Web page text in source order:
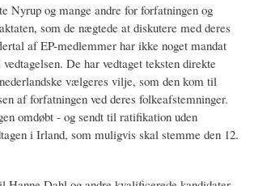
Nyrup og mange andre for forfatningen og
som de nægtede at diskutere med deres
af EP-medlemmer har ikke noget mandat
De har vedtaget teksten direkte
vælgeres vilje, som den kom til
af forfatningen ved deres folkeafstemninger.
omdøbt - og sendt til ratifikation uden
i Irland, som muligvis skal stemme den 12.